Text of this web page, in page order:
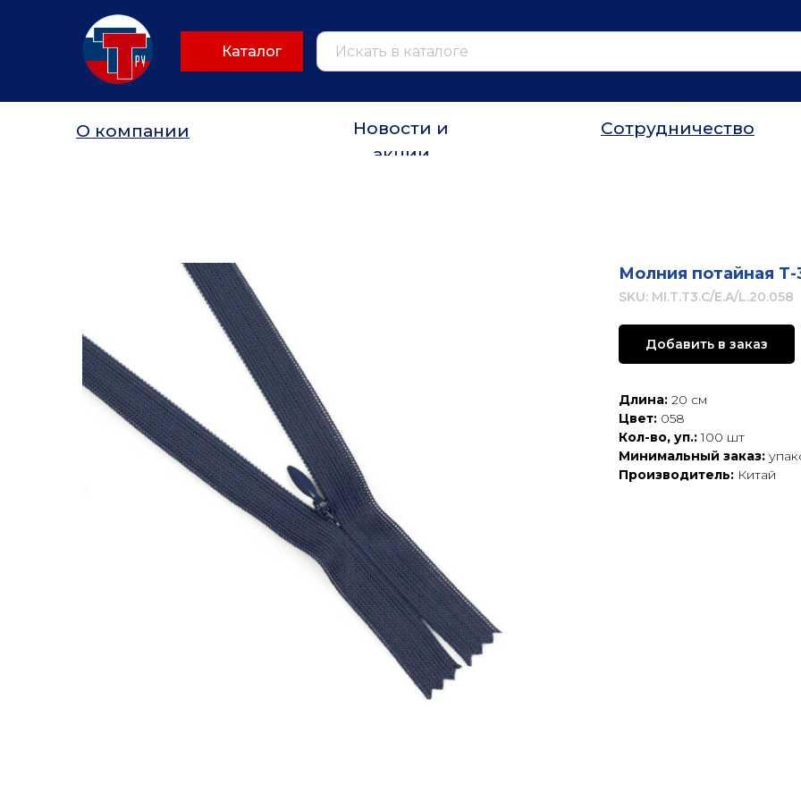
Каталог
О компании
Новости и
акции
Сотрудничество
Молния потайная Т-
SKU: MI.T.T3.C/E.A/L.20.058
Добавить в заказ
Длина: 20 см
Цвет: 058
Кол-во, уп.:100 шт
Минимальный заказ:
Производитель: Китай